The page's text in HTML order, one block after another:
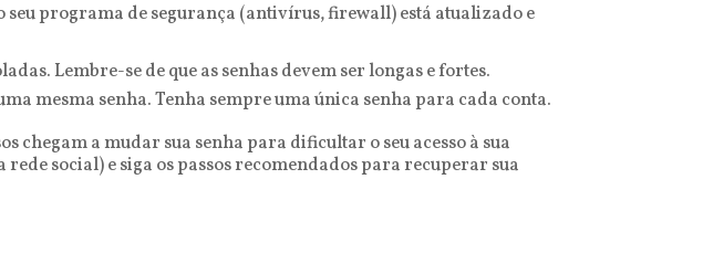
seu programa de segurança (antivírus, firewall) está atualizado e
Lembre-se de que as senhas devem ser longas e fortes.
mesma senha. Tenha sempre uma única senha para cada conta.
chegam a mudar sua senha para dificultar o seu acesso à sua
social) e siga os passos recomendados para recuperar sua